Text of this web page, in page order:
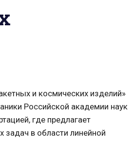
и космических изделий»
Российской академии наук
где предлагает
в области линейной